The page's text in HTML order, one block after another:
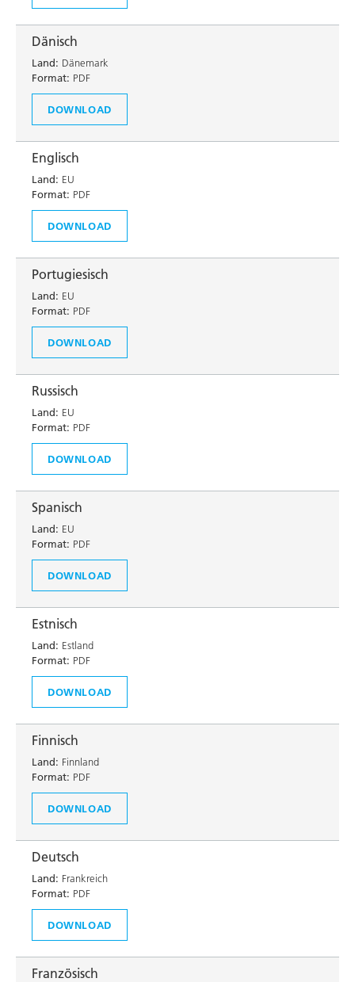
Dänisch
Land: Dänemark
Format: PDF
DOWNLOAD
Englisch
Land: EU
Format: PDF
DOWNLOAD
Portugiesisch
Land: EU
Format: PDF
DOWNLOAD
Russisch
Land: EU
Format: PDF
DOWNLOAD
Spanisch
Land: EU
Format: PDF
DOWNLOAD
Estnisch
Land: Estland
Format: PDF
DOWNLOAD
Finnisch
Land: Finnland
Format: PDF
DOWNLOAD
Deutsch
Land: Frankreich
Format: PDF
DOWNLOAD
Französisch